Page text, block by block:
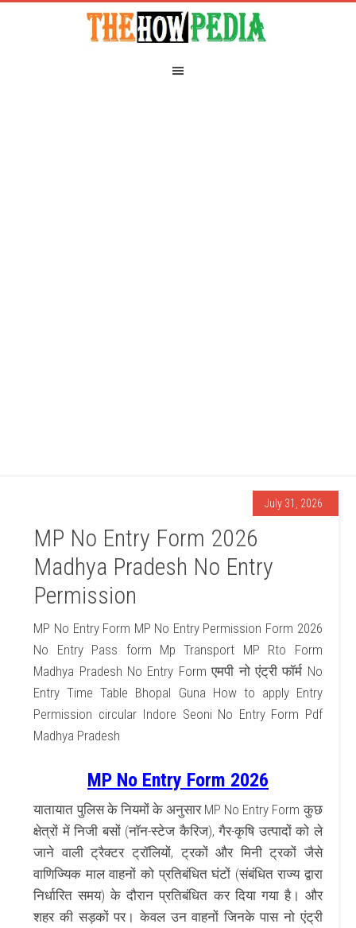
July 31, 2026
MP No Entry Form 2026
Madhya Pradesh No Entry
Permission
MP No Entry Form MP No Entry Permission Form 2026
No Entry Pass form Mp Transport MP Rto Form
Madhya Pradesh No Entry Form एमपी नो एंट्री फॉर्म No
Entry Time Table Bhopal Guna How to apply Entry
Permission circular Indore Seoni No Entry Form Pdf
Madhya Pradesh
MP No Entry Form 2026
यातायात पुलिस के नियमों के अनुसार MP No Entry Form कुछ
क्षेत्रों में निजी बसों (नॉन-स्टेज कैरिज), गैर-कृषि उत्पादों को ले
जाने वाली ट्रैक्टर ट्रॉलियों, ट्रकों और मिनी ट्रकों जैसे
वाणिज्यिक माल वाहनों को प्रतिबंधित घंटों (संबंधित राज्य द्वारा
निर्धारित समय) के दौरान प्रतिबंधित कर दिया गया है। और
शहर की सड़कों पर। केवल उन वाहनों जिनके पास नो एंट्री